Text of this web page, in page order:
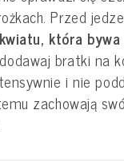
Przed
która
bratki na
i nie
zachowają